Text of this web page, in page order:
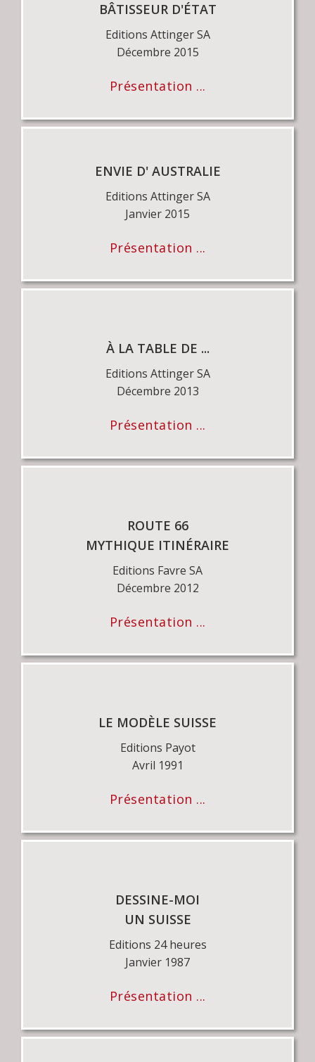
BÂTISSEUR D'ÉTAT
Editions Attinger SA
Décembre 2015
Présentation ...
ENVIE D' AUSTRALIE
Editions Attinger SA
Janvier 2015
Présentation ...
À LA TABLE DE ...
Editions Attinger SA
Décembre 2013
Présentation ...
ROUTE 66
MYTHIQUE ITINÉRAIRE
Editions Favre SA
Décembre 2012
Présentation ...
LE MODÈLE SUISSE
Editions Payot
Avril 1991
Présentation ...
DESSINE-MOI
UN SUISSE
Editions 24 heures
Janvier 1987
Présentation ...